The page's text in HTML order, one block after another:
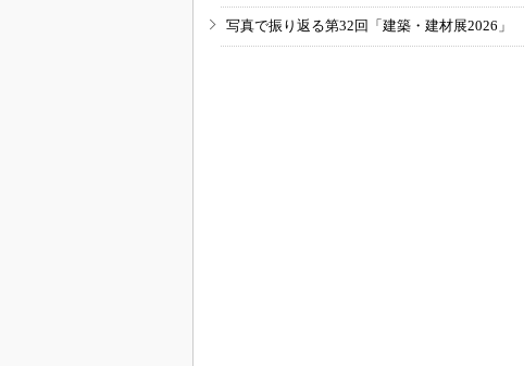
写真で振り返る第32回「建築・建材展2026」